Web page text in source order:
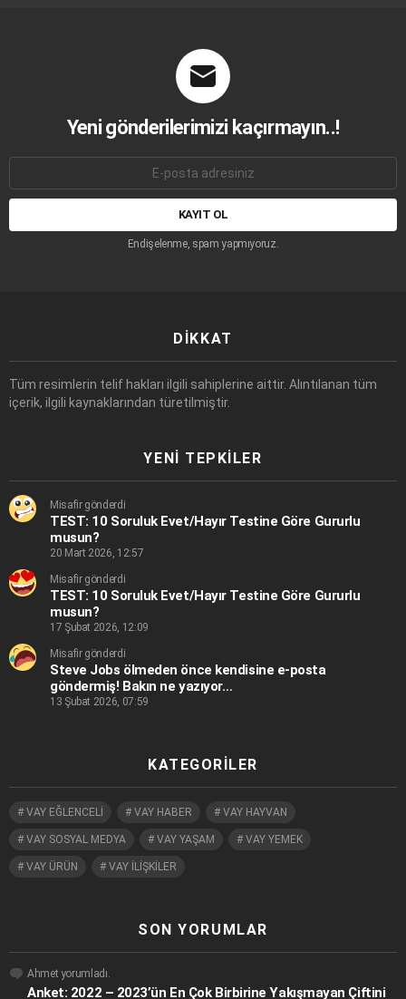
Yeni gönderilerimizi kaçırmayın..!
adresi:
Endişelenme, spam yapmıyoruz.
DIKKAT
Tüm resimlerin telif hakları ilgili sahiplerine aittir. Alıntılanan tüm
içerik, ilgili kaynaklarından türetilmiştir.
YENI TEPKILER
Misafir gönderdi
TEST: 10 Soruluk Evet/Hayır Testine Göre Gururlu
musun?
20 Mart 2026, 12:57
Misafir gönderdi
TEST: 10 Soruluk Evet/Hayır Testine Göre Gururlu
musun?
17 Şubat 2026, 12:09
Misafir gönderdi
Steve Jobs ölmeden önce kendisine e-posta
göndermiş! Bakın ne yazıyor…
13 Şubat 2026, 07:59
KATEGORILER
VAY EĞLENCELİ VAY HABER VAY HAYVAN
VAY SOSYAL MEDYA VAY YAŞAM VAY YEMEK
VAY ÜRÜN VAY İLİŞKİLER
SON YORUMLAR
Ahmet yorumladı.
Anket: 2022 – 2023’ün En Çok Birbirine Yakışmayan Çiftini